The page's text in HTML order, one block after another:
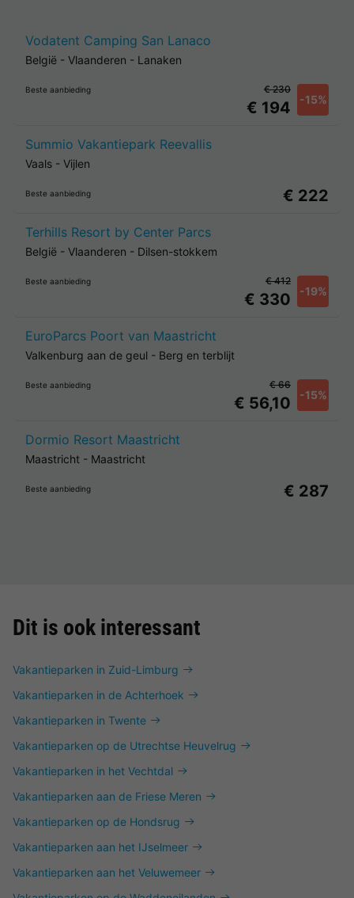
Vodatent Camping San Lanaco
België - Vlaanderen - Lanaken
Beste aanbieding
€ 194 -15%
€ 230
Summio Vakantiepark Reevallis
Vaals - Vijlen
Beste aanbieding € 222
Terhills Resort by Center Parcs
België - Vlaanderen - Dilsen-stokkem
Beste aanbieding
€ 330 -19%
€ 412
EuroParcs Poort van Maastricht
Valkenburg aan de geul - Berg en terblijt
Beste aanbieding
€ 56,10 -15%
€ 66
Dormio Resort Maastricht
Maastricht - Maastricht
Beste aanbieding € 287
Dit is ook interessant
Vakantieparken in Zuid-Limburg
Vakantieparken in de Achterhoek
Vakantieparken in Twente
Vakantieparken op de Utrechtse Heuvelrug
Vakantieparken in het Vechtdal
Vakantieparken aan de Friese Meren
Vakantieparken op de Hondsrug
Vakantieparken aan het IJselmeer
Vakantieparken aan het Veluwemeer